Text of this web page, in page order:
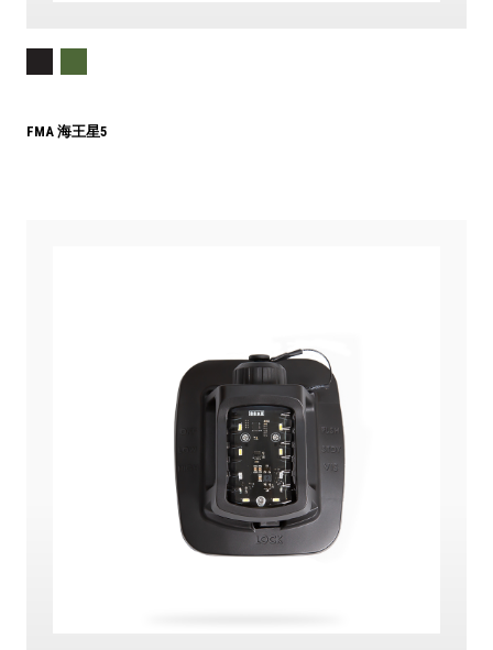
FMA 海王星5